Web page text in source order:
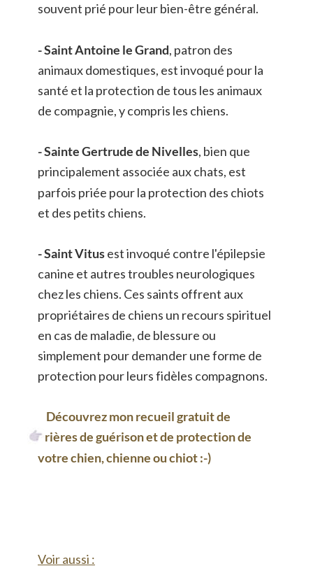
souvent prié pour leur bien-être général.
- Saint Antoine le Grand, patron des
animaux domestiques, est invoqué pour la
santé et la protection de tous les animaux
de compagnie, y compris les chiens.
- Sainte Gertrude de Nivelles, bien que
principalement associée aux chats, est
parfois priée pour la protection des chiots
et des petits chiens.
- Saint Vitus est invoqué contre l'épilepsie
canine et autres troubles neurologiques
chez les chiens. Ces saints offrent aux
propriétaires de chiens un recours spirituel
en cas de maladie, de blessure ou
simplement pour demander une forme de
protection pour leurs fidèles compagnons.
    Découvrez mon recueil gratuit de
prières de guérison et de protection de
votre chien, chienne ou chiot :-)
Voir aussi :